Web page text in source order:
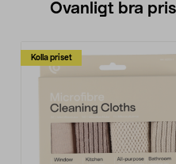
Ovanligt bra
Kolla priset